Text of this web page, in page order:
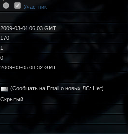
Участник
2009-03-04 06:03 GMT
170
1
0
2009-03-05 08:32 GMT
(Сообщать на Email о новых ЛС: Нет)
Скрытый